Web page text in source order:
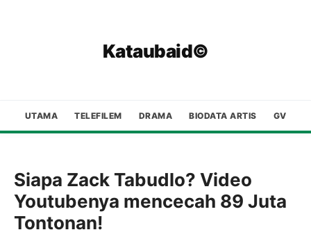
Kataubaid©
UTAMA TELEFILEM DRAMA BIODATA ARTIS GV
Siapa Zack Tabudlo? Video
Youtubenya mencecah 89 Juta
Tontonan!